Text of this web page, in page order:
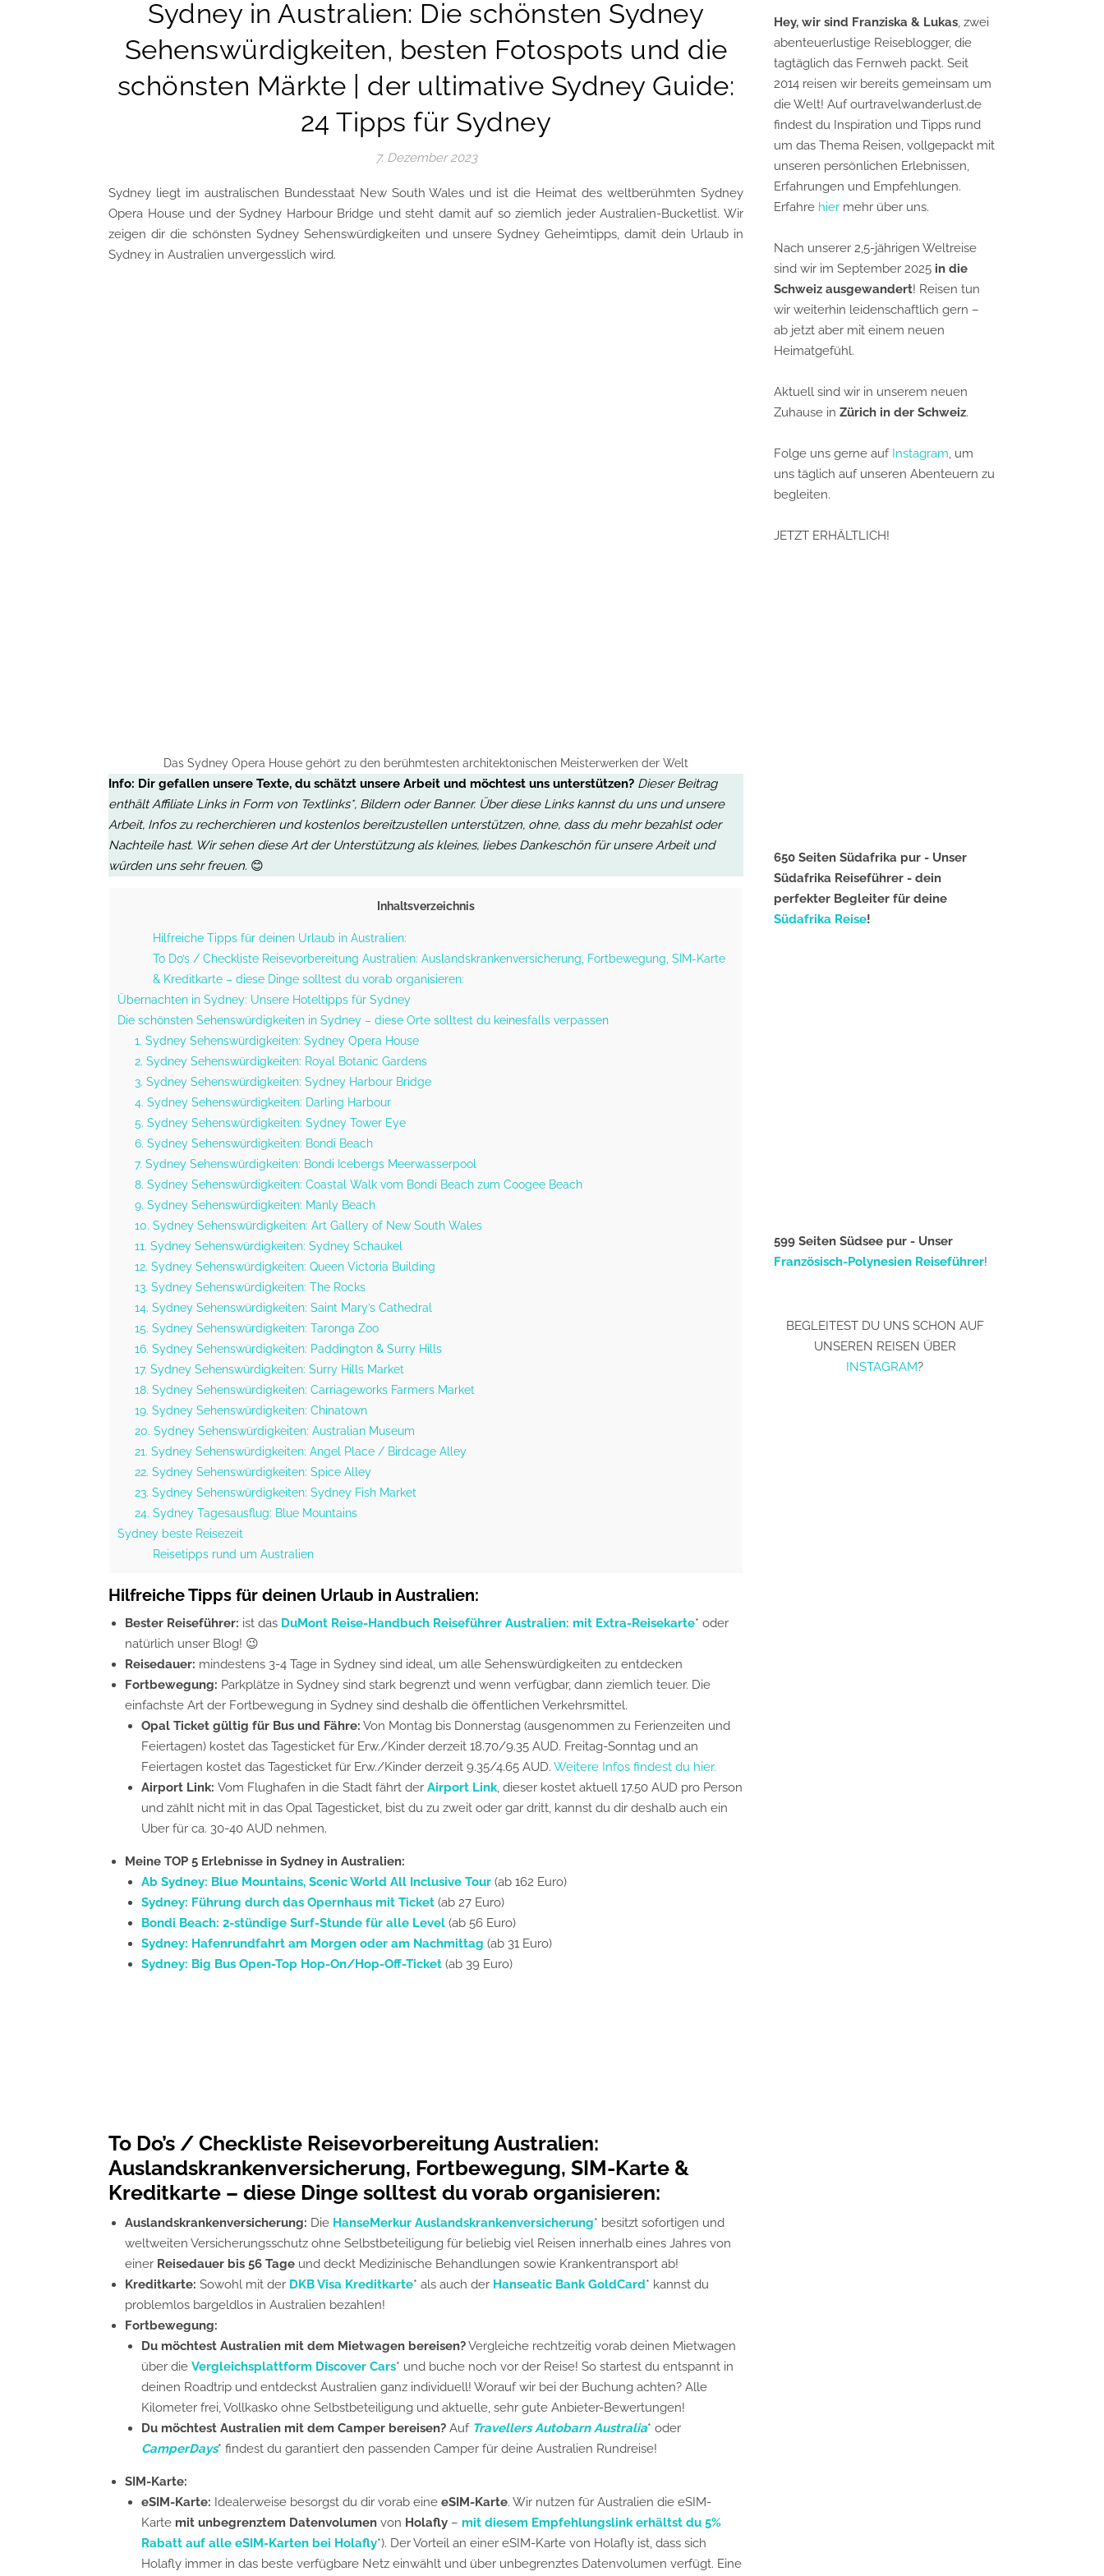
Sydney in Australien: Die schönsten Sydney
Sehenswürdigkeiten, besten Fotospots und die
schönsten Märkte | der ultimative Sydney Guide:
24 Tipps für Sydney
7. Dezember 2023
Sydney liegt im australischen Bundesstaat New South Wales und ist die Heimat des weltberühmten Sydney
Opera House und der Sydney Harbour Bridge und steht damit auf so ziemlich jeder Australien-Bucketlist. Wir
zeigen dir die schönsten Sydney Sehenswürdigkeiten und unsere Sydney Geheimtipps, damit dein Urlaub in
Sydney in Australien unvergesslich wird.
Das Sydney Opera House gehört zu den berühmtesten architektonischen Meisterwerken der Welt
Info: Dir gefallen unsere Texte, du schätzt unsere Arbeit und möchtest uns unterstützen? Dieser Beitrag
enthält Affiliate Links in Form von Textlinks*, Bildern oder Banner. Über diese Links kannst du uns und unsere
Arbeit, Infos zu recherchieren und kostenlos bereitzustellen unterstützen, ohne, dass du mehr bezahlst oder
Nachteile hast. Wir sehen diese Art der Unterstützung als kleines, liebes Dankeschön für unsere Arbeit und
würden uns sehr freuen. 😊
Inhaltsverzeichnis
Hilfreiche Tipps für deinen Urlaub in Australien:
To Do’s / Checkliste Reisevorbereitung Australien: Auslandskrankenversicherung, Fortbewegung, SIM-Karte
& Kreditkarte – diese Dinge solltest du vorab organisieren:
Übernachten in Sydney: Unsere Hoteltipps für Sydney
Die schönsten Sehenswürdigkeiten in Sydney – diese Orte solltest du keinesfalls verpassen
1. Sydney Sehenswürdigkeiten: Sydney Opera House
2. Sydney Sehenswürdigkeiten: Royal Botanic Gardens
3. Sydney Sehenswürdigkeiten: Sydney Harbour Bridge
4. Sydney Sehenswürdigkeiten: Darling Harbour
5. Sydney Sehenswürdigkeiten: Sydney Tower Eye
6. Sydney Sehenswürdigkeiten: Bondi Beach
7. Sydney Sehenswürdigkeiten: Bondi Icebergs Meerwasserpool
8. Sydney Sehenswürdigkeiten: Coastal Walk vom Bondi Beach zum Coogee Beach
9. Sydney Sehenswürdigkeiten: Manly Beach
10. Sydney Sehenswürdigkeiten: Art Gallery of New South Wales
11. Sydney Sehenswürdigkeiten: Sydney Schaukel
12. Sydney Sehenswürdigkeiten: Queen Victoria Building
13. Sydney Sehenswürdigkeiten: The Rocks
14. Sydney Sehenswürdigkeiten: Saint Mary’s Cathedral
15. Sydney Sehenswürdigkeiten: Taronga Zoo
16. Sydney Sehenswürdigkeiten: Paddington & Surry Hills
17. Sydney Sehenswürdigkeiten: Surry Hills Market
18. Sydney Sehenswürdigkeiten: Carriageworks Farmers Market
19. Sydney Sehenswürdigkeiten: Chinatown
20. Sydney Sehenswürdigkeiten: Australian Museum
21. Sydney Sehenswürdigkeiten: Angel Place / Birdcage Alley
22. Sydney Sehenswürdigkeiten: Spice Alley
23. Sydney Sehenswürdigkeiten: Sydney Fish Market
24. Sydney Tagesausflug: Blue Mountains
Sydney beste Reisezeit
Reisetipps rund um Australien
Hilfreiche Tipps für deinen Urlaub in Australien:
Bester Reiseführer: ist das DuMont Reise-Handbuch Reiseführer Australien: mit Extra-Reisekarte* oder
natürlich unser Blog! 😉
Reisedauer: mindestens 3-4 Tage in Sydney sind ideal, um alle Sehenswürdigkeiten zu entdecken
Fortbewegung: Parkplätze in Sydney sind stark begrenzt und wenn verfügbar, dann ziemlich teuer. Die
einfachste Art der Fortbewegung in Sydney sind deshalb die öffentlichen Verkehrsmittel.
Opal Ticket gültig für Bus und Fähre: Von Montag bis Donnerstag (ausgenommen zu Ferienzeiten und
Feiertagen) kostet das Tagesticket für Erw./Kinder derzeit 18.70/9.35 AUD. Freitag-Sonntag und an
Feiertagen kostet das Tagesticket für Erw./Kinder derzeit 9.35/4.65 AUD. Weitere Infos findest du hier.
Airport Link: Vom Flughafen in die Stadt fährt der Airport Link, dieser kostet aktuell 17.50 AUD pro Person
und zählt nicht mit in das Opal Tagesticket, bist du zu zweit oder gar dritt, kannst du dir deshalb auch ein
Uber für ca. 30-40 AUD nehmen.
Meine TOP 5 Erlebnisse in Sydney in Australien:
Ab Sydney: Blue Mountains, Scenic World All Inclusive Tour (ab 162 Euro)
Sydney: Führung durch das Opernhaus mit Ticket (ab 27 Euro)
Bondi Beach: 2-stündige Surf-Stunde für alle Level (ab 56 Euro)
Sydney: Hafenrundfahrt am Morgen oder am Nachmittag (ab 31 Euro)
Sydney: Big Bus Open-Top Hop-On/Hop-Off-Ticket (ab 39 Euro)
To Do’s / Checkliste Reisevorbereitung Australien:
Auslandskrankenversicherung, Fortbewegung, SIM-Karte &
Kreditkarte – diese Dinge solltest du vorab organisieren:
Auslandskrankenversicherung: Die HanseMerkur Auslandskrankenversicherung* besitzt sofortigen und
weltweiten Versicherungsschutz ohne Selbstbeteiligung für beliebig viel Reisen innerhalb eines Jahres von
einer Reisedauer bis 56 Tage und deckt Medizinische Behandlungen sowie Krankentransport ab!
Kreditkarte: Sowohl mit der DKB Visa Kreditkarte* als auch der Hanseatic Bank GoldCard* kannst du
problemlos bargeldlos in Australien bezahlen!
Fortbewegung:
Du möchtest Australien mit dem Mietwagen bereisen?Vergleiche rechtzeitig vorab deinen Mietwagen
über die Vergleichsplattform Discover Cars* und buche noch vor der Reise! So startest du entspannt in
deinen Roadtrip und entdeckst Australien ganz individuell! Worauf wir bei der Buchung achten? Alle
Kilometer frei, Vollkasko ohne Selbstbeteiligung und aktuelle, sehr gute Anbieter-Bewertungen!
Du möchtest Australien mit dem Camper bereisen? Auf Travellers Autobarn Australia* oder
CamperDays* findest du garantiert den passenden Camper für deine Australien Rundreise!
SIM-Karte:
eSIM-Karte: Idealerweise besorgst du dir vorab eine eSIM-Karte. Wir nutzen für Australien die eSIM-
Karte mit unbegrenztem Datenvolumen von Holafly – mit diesem Empfehlungslink erhältst du 5%
Rabatt auf alle eSIM-Karten bei Holafly*). Der Vorteil an einer eSIM-Karte von Holafly ist, dass sich
Holafly immer in das beste verfügbare Netz einwählt und über unbegrenztes Datenvolumen verfügt. Eine
Hey, wir sind Franziska & Lukas, zwei
abenteuerlustige Reiseblogger, die
tagtäglich das Fernweh packt. Seit
2014 reisen wir bereits gemeinsam um
die Welt! Auf ourtravelwanderlust.de
findest du Inspiration und Tipps rund
um das Thema Reisen, vollgepackt mit
unseren persönlichen Erlebnissen,
Erfahrungen und Empfehlungen.
Erfahre hier mehr über uns.
Nach unserer 2,5-jährigen Weltreise
sind wir im September 2025 in die
Schweiz ausgewandert! Reisen tun
wir weiterhin leidenschaftlich gern –
ab jetzt aber mit einem neuen
Heimatgefühl.
Aktuell sind wir in unserem neuen
Zuhause in Zürich in der Schweiz.
Folge uns gerne auf Instagram, um
uns täglich auf unseren Abenteuern zu
begleiten.
JETZT ERHÄLTLICH!
650 Seiten Südafrika pur - Unser
Südafrika Reiseführer - dein
perfekter Begleiter für deine
Südafrika Reise!
599 Seiten Südsee pur - Unser
Französisch-Polynesien Reiseführer!
BEGLEITEST DU UNS SCHON AUF
UNSEREN REISEN ÜBER
INSTAGRAM?